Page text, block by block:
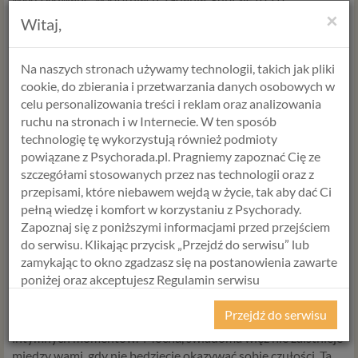
Drobiazgi w miłości
Jeśli wydaje Ci się, że coś tak mało znaczącego jak przytulenie
czy pocałunki, nie mają lub nie powinny mieć wpływu na
związek, to niestety, jesteś w błędzie.
„W miłości nic nie jest mało znaczące. Ci, którzy czekają z
okazywaniem czułości na odpowiednio wzniosły moment, nie
mają pojęcia czym jest prawdziwa miłość”– twierdziła Laure
Conan, kanadyjska pisarka.
Dlatego, szczególnie ze względu na dobrą atmosferę, zamiast
czekać aż On mnie przytuli, czy Ona mnie pocałuje, - to Ty
przytul, pierwszy. Ty pocałuj pierwsza. Przejmij inicjatywę. Z
pewnością będzie Wam łatwiej się wtedy do siebie zbliżyć.
Codzienna czułość to wstep do późniejszych najbardziej
×
Witaj,
Na naszych stronach używamy technologii, takich jak pliki
cookie, do zbierania i przetwarzania danych osobowych w
celu personalizowania treści i reklam oraz analizowania
ruchu na stronach i w Internecie. W ten sposób
technologię tę wykorzystują również podmioty
powiązane z Psychorada.pl. Pragniemy zapoznać Cię ze
szczegółami stosowanych przez nas technologii oraz z
przepisami, które niebawem wejdą w życie, tak aby dać Ci
pełną wiedzę i komfort w korzystaniu z Psychorady.
Zapoznaj się z poniższymi informacjami przed przejściem
do serwisu. Klikając przycisk „Przejdź do serwisu” lub
zamykając to okno zgadzasz się na postanowienia zawarte
poniżej oraz akceptujesz Regulamin serwisu
Przejdź do serwisu